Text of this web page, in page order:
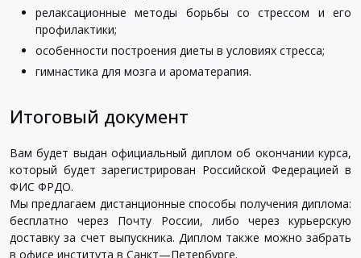
релаксационные методы борьбы со стрессом и его
профилактики;
особенности построения диеты в условиях стресса;
гимнастика для мозга и ароматерапия.
Итоговый документ
Вам будет выдан официальный диплом об окончании курса,
который будет зарегистрирован Российской Федерацией в
ФИС ФРДО.
Мы предлагаем дистанционные способы получения диплома:
бесплатно
через Почту России, либо через
курьерскую
доставку за счет выпускника.Диплом также можно забрать
в офисе института в Санкт—Петербурге.